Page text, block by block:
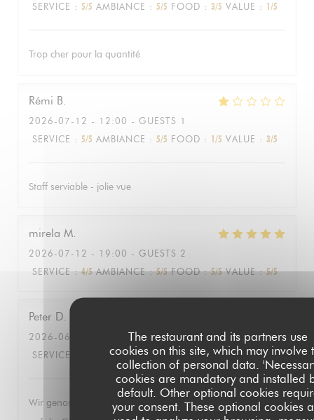
The restaurant and its partners use
cookies on this site, which may involve
collection of personal data.
cookies are mandatory and installed
default. Other optional cookies
your consent. These optional cookies
SERVICE : 5/5 AMBIANCE : 5/5 FOOD : 3/5 VALUE : 1/5
Trop cher pour la quantité
Rémi B
2026-07-12 - 12:00 - GUESTS 1
SERVICE : 5/5 AMBIANCE : 5/5 FOOD : 1/5 VALUE : 3/5
Staff serviable - jolie vue
mirela M
2026-07-12 - 19:00 - GUESTS 2
SERVICE : 4/5 AMBIANCE: 5/5 FOOD: 5/5 VALUE: 5/5
Peter D
2026-06-27
- 19:30 - GUESTS 2
SERVICE
AMBIANCE: 5/5 FOOD: 5/5 VALUE: 5 /5
Wir genossen die herrlich entspannte Atmosphäre mit Blick